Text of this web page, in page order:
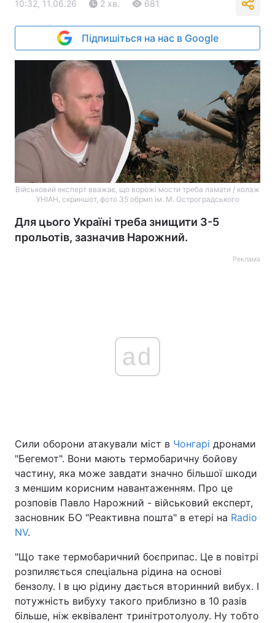
10:32, 11.06.26 2 хв. 681
Підпишіться на нас в Google
Військовий експерт вважає, що ворожі мости треба ламати / колаж
УНІАН, скриншот, фото 35 обрмп ім. М. Остроградського
Для цього Україні треба знищити 3-5
прольотів, зазначив Нарожний.
Реклама
ad
Сили оборони атакували міст в Чонгарі дронами
"Бегемот". Вони мають термобаричну бойову
частину, яка може завдати значно більшої шкоди
з меншим корисним навантаженням. Про це
розповів Павло Нарожний - військовий експерт,
засновник БО "Реактивна пошта" в етері на Radio
NV.
"Що таке термобаричний боєприпас. Це в повітрі
розпиляється спеціальна рідина на основі
бензолу. І в цю рідину дається вторинний вибух. І
потужність вибуху такого приблизно в 10 разів
більше, ніж еквівалент тринітротолуолу. Ну тобто